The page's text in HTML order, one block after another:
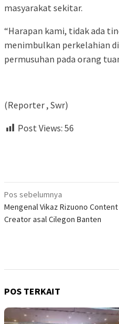
masyarakat sekitar.
“Harapan kami, tidak ada
menimbulkan perkelahian
permusuhan pada orang
(Reporter , Swr)
Post Views: 56
Navigasi
pos
Pos sebelumnya
Mengenal Vikaz Rizuono Content
Creator asal Cilegon Banten
POS TERKAIT